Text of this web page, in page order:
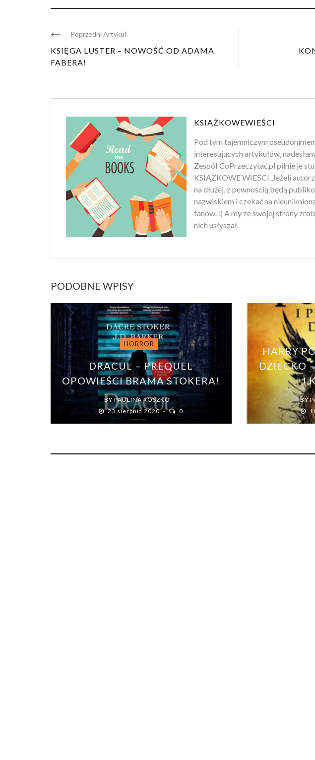
Poprzedni Artykuł
KSIĘGA LUSTER – NOWOŚĆ OD ADAMA
FABERA!
KSIĄŻKOWEWIEŚCI
Pod tym tajemniczym
interesujących artykułów,
Zespół CoPrzeczytać.pl pilnie je
KSIĄŻKOWE WIEŚCI. Jeżeli
na dłużej, z pewnością będą
nazwiskiem i czekać na
fanów. :) A my ze swojej strony
nich usłyszał.
PODOBNE WPISY
HORROR
DRACUL – PREQUEL
OPOWIEŚCI BRAMA STOKERA!
BYPAULINA ROSZKO
23 sierpnia 2020
0
HARRY
DZIECKO
BY